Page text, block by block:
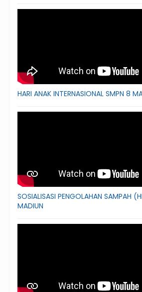
HARI ANAK INTERNASIONAL SMPN 8
SOSIALISASI PENGOLAHAN SAMPAH
MADIUN